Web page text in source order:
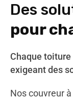
Des
pour
Chaque
exigeant des
Nos couvreur